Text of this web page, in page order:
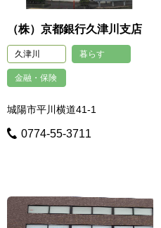
（株）京都銀行久津川支店
久津川 暮らす
金融・保険
城陽市平川横道41-1
0774-55-3711